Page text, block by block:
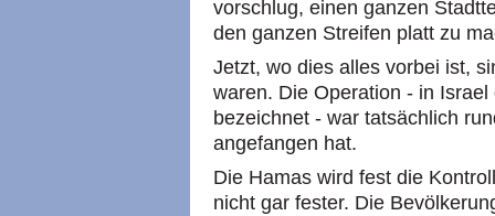
vorschlug, einen ganzen
den ganzen Streifen platt zu
Jetzt, wo dies alles vorbei ist,
waren. Die Operation - in
bezeichnet - war tatsächlich
angefangen hat.
Die Hamas wird fest die
nicht gar fester. Die